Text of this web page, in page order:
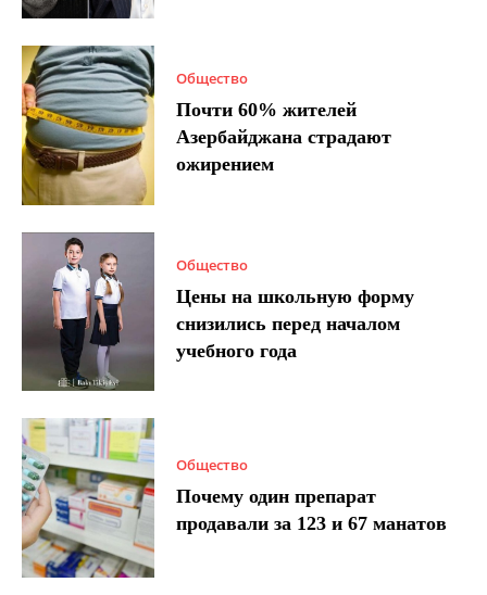
Общество
Почти 60% жителей
Азербайджана страдают
ожирением
Общество
Цены на школьную форму
снизились перед началом
учебного года
Общество
Почему один препарат
продавали за 123 и 67 манатов